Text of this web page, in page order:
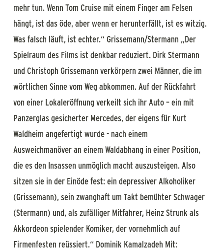
mehr tun. Wenn Tom Cruise mit einem Finger am Felsen
hängt, ist das öde, aber wenn er herunterfällt, ist es witzig.
Was falsch läuft, ist echter.“ Grissemann/Stermann „Der
Spielraum des Films ist denkbar reduziert. Dirk Stermann
und Christoph Grissemann verkörpern zwei Männer, die im
wörtlichen Sinne vom Weg abkommen. Auf der Rückfahrt
von einer Lokaleröffnung verkeilt sich ihr Auto – ein mit
Panzerglas gesicherter Mercedes, der eigens für Kurt
Waldheim angefertigt wurde - nach einem
Ausweichmanöver an einem Waldabhang in einer Position,
die es den Insassen unmöglich macht auszusteigen. Also
sitzen sie in der Einöde fest: ein depressiver Alkoholiker
(Grissemann), sein zwanghaft um Takt bemühter Schwager
(Stermann) und, als zufälliger Mitfahrer, Heinz Strunk als
Akkordeon spielender Komiker, der vornehmlich auf
Firmenfesten reüssiert.“ Dominik Kamalzadeh Mit: